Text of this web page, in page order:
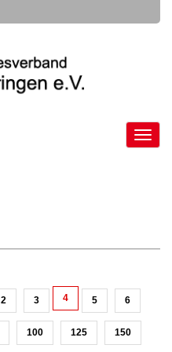
2 3 4 5 6
100 125 150